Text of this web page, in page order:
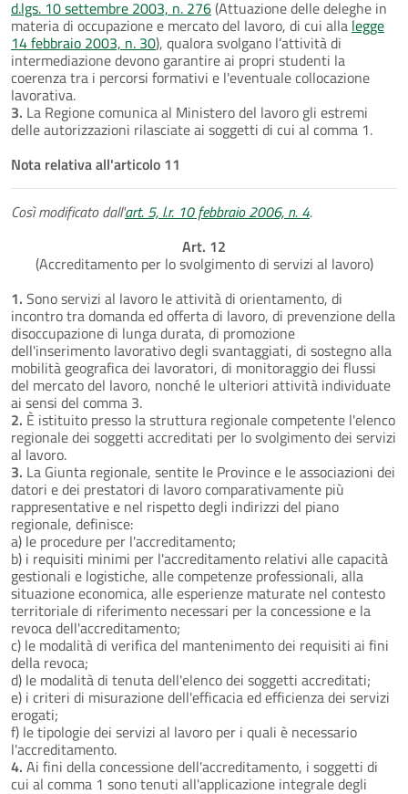
d.lgs. 10 settembre 2003, n. 276(Attuazione delle deleghe in
materia di occupazione e mercato del lavoro, di cui alla legge
14 febbraio 2003, n. 30), qualora svolgano l’attività di
intermediazione devono garantire ai propri studenti la
coerenza tra i percorsi formativi e l'eventuale collocazione
lavorativa.
3. La Regione comunica al Ministero del lavoro gli estremi
delle autorizzazioni rilasciate ai soggetti di cui al comma 1.
Nota relativa all'articolo 11
Così modificato dall'art. 5, l.r. 10 febbraio 2006, n. 4.
Art. 12
(Accreditamento per lo svolgimento di servizi al lavoro)
1. Sono servizi al lavoro le attività di orientamento, di
incontro tra domanda ed offerta di lavoro, di prevenzione della
disoccupazione di lunga durata, di promozione
dell'inserimento lavorativo degli svantaggiati, di sostegno alla
mobilità geografica dei lavoratori, di monitoraggio dei flussi
del mercato del lavoro, nonché le ulteriori attività individuate
ai sensi del comma 3.
2. È istituito presso la struttura regionale competente l'elenco
regionale dei soggetti accreditati per lo svolgimento dei servizi
al lavoro.
3. La Giunta regionale, sentite le Province e le associazioni dei
datori e dei prestatori di lavoro comparativamente più
rappresentative e nel rispetto degli indirizzi del piano
regionale, definisce:
a) le procedure per l'accreditamento;
b) i requisiti minimi per l'accreditamento relativi alle capacità
gestionali e logistiche, alle competenze professionali, alla
situazione economica, alle esperienze maturate nel contesto
territoriale di riferimento necessari per la concessione e la
revoca dell'accreditamento;
c) le modalità di verifica del mantenimento dei requisiti ai fini
della revoca;
d) le modalità di tenuta dell'elenco dei soggetti accreditati;
e) i criteri di misurazione dell'efficacia ed efficienza dei servizi
erogati;
f) le tipologie dei servizi al lavoro per i quali è necessario
l'accreditamento.
4. Ai fini della concessione dell'accreditamento, i soggetti di
cui al comma 1 sono tenuti all'applicazione integrale degli